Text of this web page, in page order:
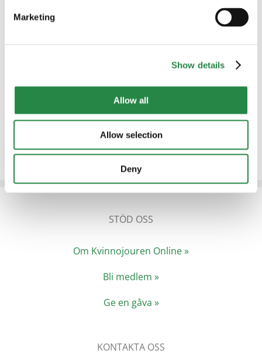
Marketing
Show details
Allow all
Allow selection
Deny
kontaktad av oss:
STÖD OSS
Om Kvinnojouren Online »
Bli medlem »
Ge en gåva »
KONTAKTA OSS